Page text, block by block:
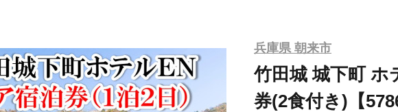
兵庫県 朝来市
竹田城 城下町 ホ
券(2食付き)【